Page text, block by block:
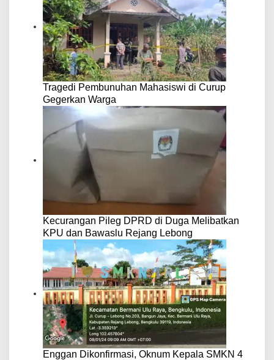
Tragedi Pembunuhan Mahasiswi di Curup
Gegerkan Warga
Kecurangan Pileg DPRD di Duga Melibatkan
KPU dan Bawaslu Rejang Lebong
Enggan Dikonfirmasi, Oknum Kepala SMKN 4